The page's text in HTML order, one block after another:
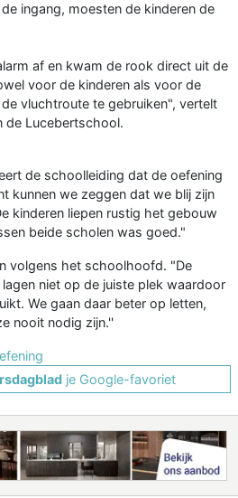
ingang, moesten de kinderen de
af en kwam de rook direct uit de
voor de kinderen als voor de
vluchtroute te gebruiken", vertelt
de Lucebertschool.
de schoolleiding dat de oefening
kunnen we zeggen dat we blij zijn
kinderen liepen rustig het gebouw
beide scholen was goed."
volgens het schoolhoofd. "De
niet op de juiste plek waardoor
We gaan daar beter op letten,
nooit nodig zijn.''
je Google-favoriet